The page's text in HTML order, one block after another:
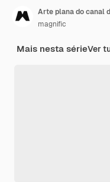
Arte plana do canal
magnific
Mais nesta sérieVer